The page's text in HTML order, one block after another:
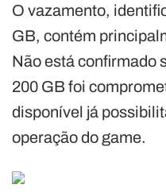
O vazamento,
GB, contém
Não está confirmado
200 GB foi
disponível já
operação do game.